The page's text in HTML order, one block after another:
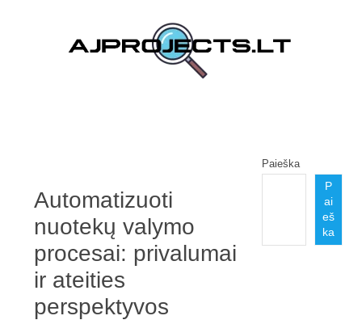
Automatizuoti
nuotekų valymo
procesai: privalumai
ir ateities
perspektyvos
Paieška
P
ai
eš
ka